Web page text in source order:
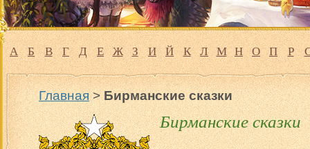
А Б В Г Д Е Ж З И Й К Л М Н О П Р
Главная>Бирманские сказки
Бирманские сказки